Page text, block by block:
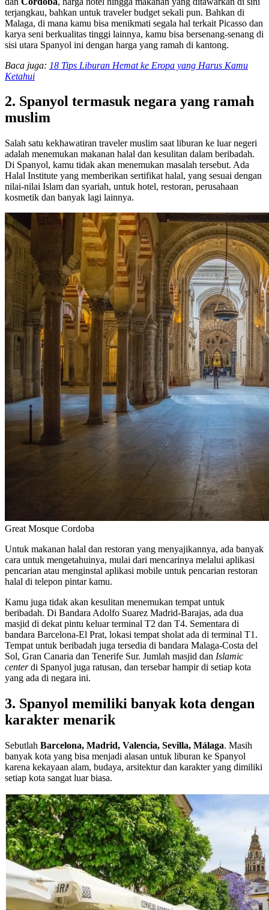
terjangkau, bahkan untuk traveler budget sekali pun. Bahkan di
Malaga, di mana kamu bisa menikmati segala hal terkait Picasso dan
karya seni berkualitas tinggi lainnya, kamu bisa bersenang-senang di
sisi utara Spanyol ini dengan harga yang ramah di kantong.
Baca juga: 18 Tips Liburan Hemat ke Eropa yang Harus Kamu
Ketahui
2. Spanyol termasuk negara yang ramah
muslim
Salah satu kekhawatiran traveler muslim saat liburan ke luar negeri
adalah menemukan makanan halal dan kesulitan dalam beribadah.
Di Spanyol, kamu tidak akan menemukan masalah tersebut. Ada
Halal Institute yang memberikan sertifikat halal, yang sesuai dengan
nilai-nilai Islam dan syariah, untuk hotel, restoran, perusahaan
kosmetik dan banyak lagi lainnya.
Great Mosque Cordoba
Untuk makanan halal dan restoran yang menyajikannya, ada banyak
cara untuk mengetahuinya, mulai dari mencarinya melalui aplikasi
pencarian atau menginstal aplikasi mobile untuk pencarian restoran
halal di telepon pintar kamu.
Kamu juga tidak akan kesulitan menemukan tempat untuk
beribadah. Di Bandara Adolfo Suarez Madrid-Barajas, ada dua
masjid di dekat pintu keluar terminal T2 dan T4. Sementara di
bandara Barcelona-El Prat, lokasi tempat sholat ada di terminal T1.
Tempat untuk beribadah juga tersedia di bandara Malaga-Costa del
Sol, Gran Canaria dan Tenerife Sur. Jumlah masjid dan Islamic
centerdi Spanyol juga ratusan, dan tersebar hampir di setiap kota
yang ada di negara ini.
3. Spanyol memiliki banyak kota dengan
karakter menarik
Sebutlah Barcelona, Madrid, Valencia, Sevilla, Málaga. Masih
banyak kota yang bisa menjadi alasan untuk liburan ke Spanyol
karena kekayaan alam, budaya, arsitektur dan karakter yang dimiliki
setiap kota sangat luar biasa.